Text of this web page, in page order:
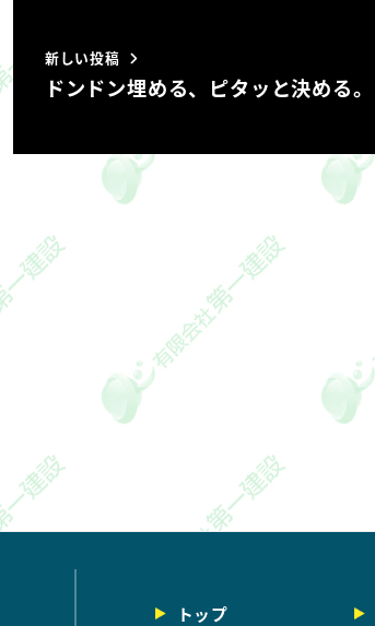
新しい投稿
ドンドン埋める、ピタッと決める。
トップ